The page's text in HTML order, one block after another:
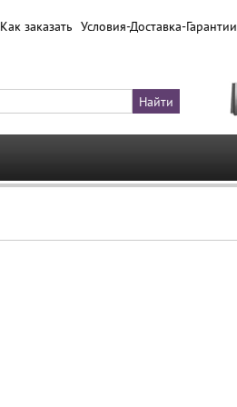
Как заказать Условия-Доставка-Гарантии